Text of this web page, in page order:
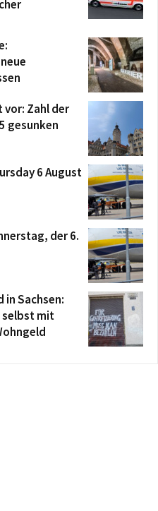
Zahl der
gesunken
6 August
der 6.
Sachsen:
selbst mit